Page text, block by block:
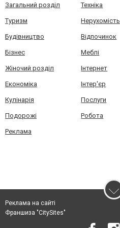
Загальний розділ Техніка
Туризм Нерухомість
Будівництво Відпочинок
Бізнес Меблі
Жіночий розділ Інтернет
Економіка Інтер'єр
Кулінарія Послуги
Подорожі Робота
Реклама
Реклама на сайті
Франшиза "CitySites"